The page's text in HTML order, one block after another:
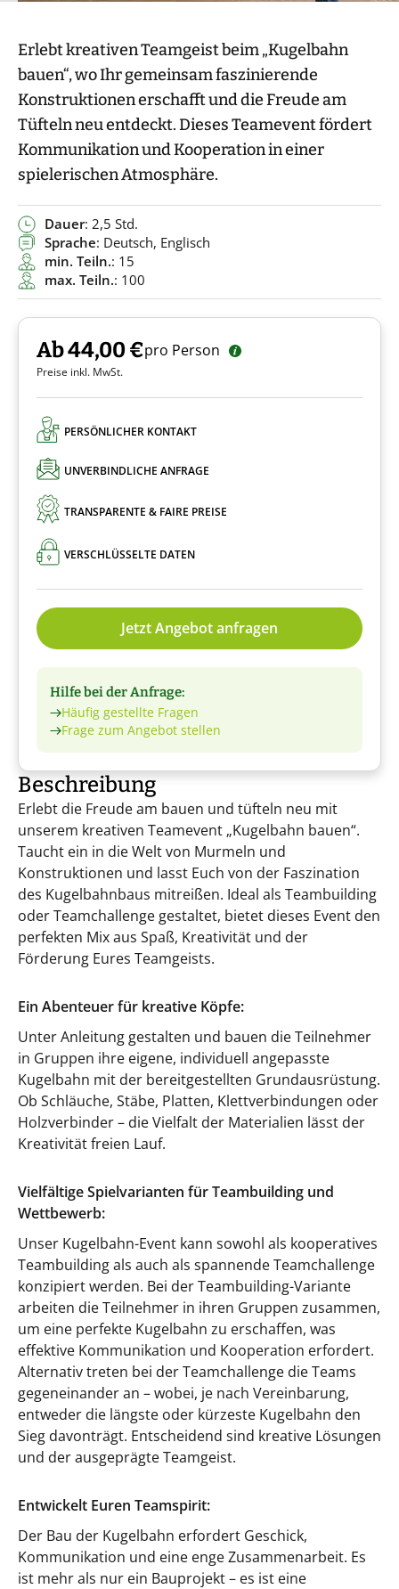
Erlebt kreativen Teamgeist beim „Kugelbahn
bauen“, wo Ihr gemeinsam faszinierende
Konstruktionen erschafft und die Freude am
Tüfteln neu entdeckt. Dieses Teamevent fördert
Kommunikation und Kooperation in einer
spielerischen Atmosphäre.
Dauer: 2,5 Std.
Sprache: Deutsch, Englisch
min. Teiln.: 15
max. Teiln.: 100
Ab 44,00 €pro Person
Preise inkl. MwSt.
PERSÖNLICHER KONTAKT
UNVERBINDLICHE ANFRAGE
TRANSPARENTE & FAIRE PREISE
VERSCHLÜSSELTE DATEN
Jetzt Angebot anfragen
Hilfe bei der Anfrage:
Häufig gestellte Fragen
Frage zum Angebot stellen
Beschreibung
Erlebt die Freude am bauen und tüfteln neu mit
unserem kreativen Teamevent „Kugelbahn bauen“.
Taucht ein in die Welt von Murmeln und
Konstruktionen und lasst Euch von der Faszination
des Kugelbahnbaus mitreißen. Ideal als Teambuilding
oder Teamchallenge gestaltet, bietet dieses Event den
perfekten Mix aus Spaß, Kreativität und der
Förderung Eures Teamgeists.
Ein Abenteuer für kreative Köpfe:
Unter Anleitung gestalten und bauen die Teilnehmer
in Gruppen ihre eigene, individuell angepasste
Kugelbahn mit der bereitgestellten Grundausrüstung.
Ob Schläuche, Stäbe, Platten, Klettverbindungen oder
Holzverbinder – die Vielfalt der Materialien lässt der
Kreativität freien Lauf.
Vielfältige Spielvarianten für Teambuilding und
Wettbewerb:
Unser Kugelbahn-Event kann sowohl als kooperatives
Teambuilding als auch als spannende Teamchallenge
konzipiert werden. Bei der Teambuilding-Variante
arbeiten die Teilnehmer in ihren Gruppen zusammen,
um eine perfekte Kugelbahn zu erschaffen, was
effektive Kommunikation und Kooperation erfordert.
Alternativ treten bei der Teamchallenge die Teams
gegeneinander an – wobei, je nach Vereinbarung,
entweder die längste oder kürzeste Kugelbahn den
Sieg davonträgt. Entscheidend sind kreative Lösungen
und der ausgeprägte Teamgeist.
Entwickelt Euren Teamspirit:
Der Bau der Kugelbahn erfordert Geschick,
Kommunikation und eine enge Zusammenarbeit. Es
ist mehr als nur ein Bauprojekt – es ist eine